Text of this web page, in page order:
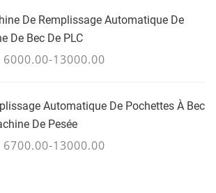
De Remplissage Automatique De
De Bec De PLC
6000.00-13000.00
Automatique De Pochettes À Bec
De Pesée
6700.00-13000.00